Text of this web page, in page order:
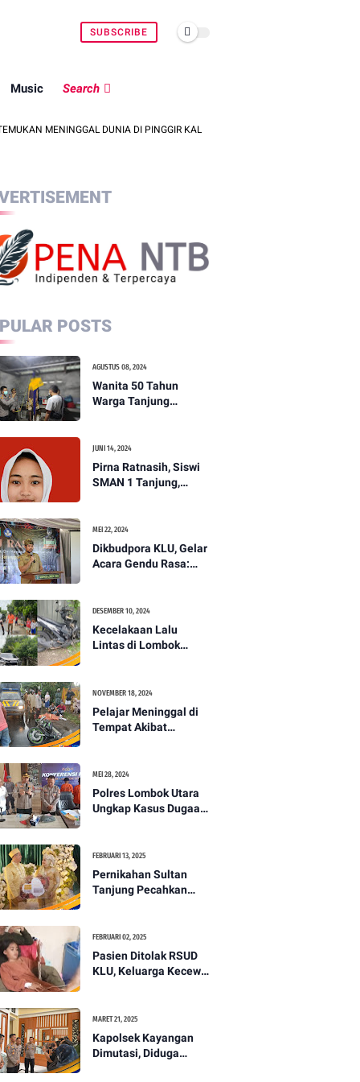
SUBSCRIBE
Music Search
DUNIA DI PINGGIR KALI LEMBAR SAAT MENCARI BELUT
POSTS
AGUSTUS 08, 2024
Wanita 50 Tahun
Warga Tanjung
JUNI 14, 2024
Pirna Ratnasih, Siswi
SMAN 1 Tanjung,
Paskibraka Tingkat
Nasional
MEI 22, 2024
Dikbudpora KLU, Gelar
Acara Gendu Rasa:
Masyarakat Dayan
Gunung
DESEMBER 10, 2024
Kecelakaan Lalu
Lintas di Lombok
PENANTB
NOVEMBER 18, 2024
Pelajar Meninggal di
Tempat Akibat
Utara -PENANTB
MEI 28, 2024
Polres Lombok Utara
Ungkap Kasus Dugaan
Gantung Diri
FEBRUARI 13, 2025
Pernikahan Sultan
Tanjung Pecahkan
PENANTB
FEBRUARI 02, 2025
Pasien Ditolak RSUD
KLU, Keluarga Kecewa
MARET 21, 2025
Kapolsek Kayangan
Dimutasi, Diduga